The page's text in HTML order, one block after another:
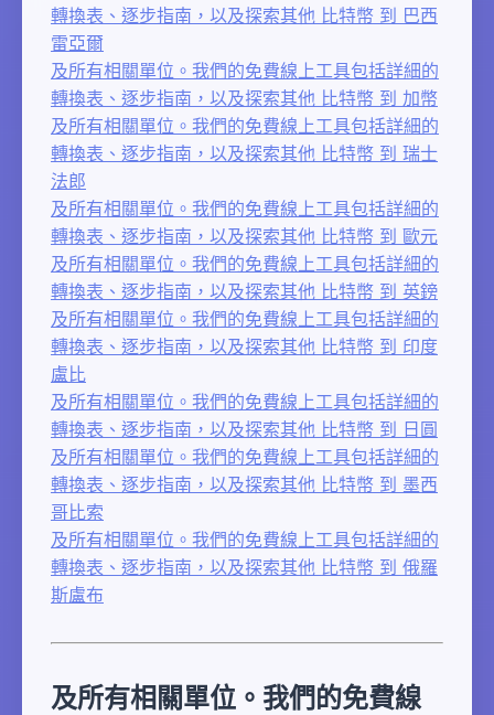
轉換表、逐步指南，以及探索其他 比特幣 到 巴西
雷亞爾
及所有相關單位。我們的免費線上工具包括詳細的
轉換表、逐步指南，以及探索其他 比特幣 到 加幣
及所有相關單位。我們的免費線上工具包括詳細的
轉換表、逐步指南，以及探索其他 比特幣 到 瑞士
法郎
及所有相關單位。我們的免費線上工具包括詳細的
轉換表、逐步指南，以及探索其他 比特幣 到 歐元
及所有相關單位。我們的免費線上工具包括詳細的
轉換表、逐步指南，以及探索其他 比特幣 到 英鎊
及所有相關單位。我們的免費線上工具包括詳細的
轉換表、逐步指南，以及探索其他 比特幣 到 印度
盧比
及所有相關單位。我們的免費線上工具包括詳細的
轉換表、逐步指南，以及探索其他 比特幣 到 日圓
及所有相關單位。我們的免費線上工具包括詳細的
轉換表、逐步指南，以及探索其他 比特幣 到 墨西
哥比索
及所有相關單位。我們的免費線上工具包括詳細的
轉換表、逐步指南，以及探索其他 比特幣 到 俄羅
斯盧布
及所有相關單位。我們的免費線